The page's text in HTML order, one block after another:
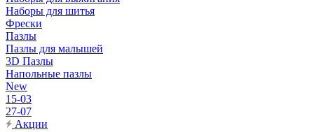
Наборы для шитья
Фрески
Пазлы
Пазлы для малышей
3D Пазлы
Напольные пазлы
New
15-03
27-07
Акции